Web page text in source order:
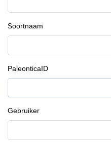
Soortnaam
PaleonticaID
Gebruiker